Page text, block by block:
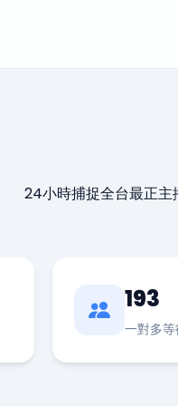
24小時捕捉全台最正主
193
一對多等